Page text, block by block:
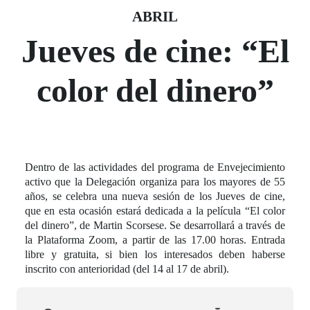
Fecha del evento
ABRIL
24 abril
Jueves de cine: “El
color del dinero”
Dentro de las actividades del programa de Envejecimiento
activo que la Delegación organiza para los mayores de 55
años, se celebra una nueva sesión de los Jueves de cine,
que en esta ocasión estará dedicada a la película “El color
del dinero”, de Martin Scorsese. Se desarrollará a través de
la Plataforma Zoom, a partir de las 17.00 horas. Entrada
libre y gratuita, si bien los interesados deben haberse
inscrito con anterioridad (del 14 al 17 de abril).